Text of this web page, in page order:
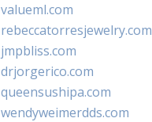
valueml.com
rebeccatorresjewelry.com
jmpbliss.com
drjorgerico.com
queensushipa.com
wendyweimerdds.com